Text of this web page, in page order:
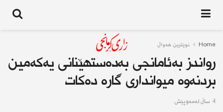
Home نوێترین هەواڵ
رواندز بەئامانجی بەدەستهێنانی یەكەمین
بردنەوە میوانداری گارە دەكات
4 ساڵ له‌مه‌وپێش